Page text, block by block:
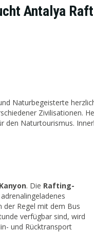
Antalya
Naturbegeisterte
Zivilisationen.
Naturtourismus.
. Die Rafting-
der Regel mit dem Bus
verfügbar sind, wird
und Rücktransport